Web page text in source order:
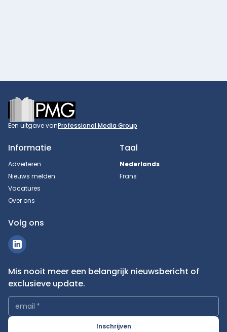
Footer
Een uitgave vanProfessional Media Group
Informatie
Adverteren
Nieuws melden
Vacatures
Over ons
Taal
Nederlands
Frans
Volg ons
Mis nooit meer een belangrijk nieuwsbericht of
exclusieve update.
email *
Inschrijven